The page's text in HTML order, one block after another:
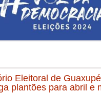
Eleitoral de Guaxupé
plantões para abril e